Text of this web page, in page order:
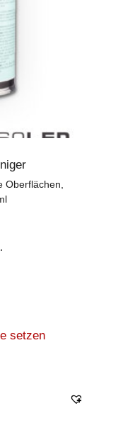
Oberflächen,
setzen